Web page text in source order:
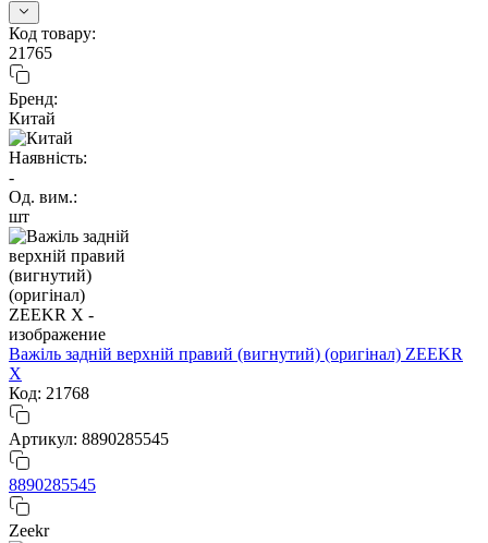
Код товару:
21765
Бренд:
Китай
Наявність:
-
Од. вим.:
шт
Важіль задній верхній правий (вигнутий) (оригінал) ZEEKR
X
Код: 21768
Артикул: 8890285545
8890285545
Zeekr